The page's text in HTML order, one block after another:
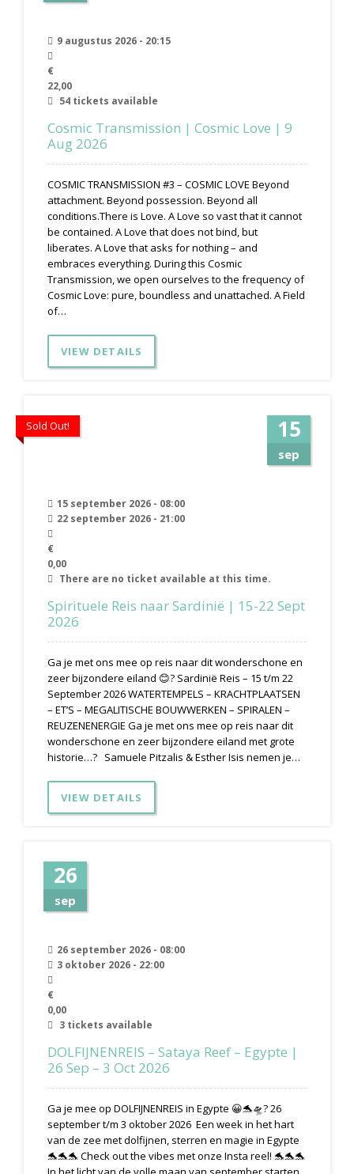
9 augustus 2026 - 20:15
€
22,00
54 tickets available
Cosmic Transmission | Cosmic Love | 9
Aug 2026
COSMIC TRANSMISSION #3 – COSMIC LOVE Beyond
attachment. Beyond possession. Beyond all
conditions.There is Love. A Love so vast that it cannot
be contained. A Love that does not bind, but
liberates. A Love that asks for nothing – and
embraces everything. During this Cosmic
Transmission, we open ourselves to the frequency of
Cosmic Love: pure, boundless and unattached. A Field
of…
VIEW DETAILS
15
sep
Sold Out!
15 september 2026 - 08:00
22 september 2026 - 21:00
€
0,00
There are no ticket available at this time.
Spirituele Reis naar Sardinië | 15-22 Sept
2026
Ga je met ons mee op reis naar dit wonderschone en
zeer bijzondere eiland 😊? Sardinië Reis – 15 t/m 22
September 2026 WATERTEMPELS – KRACHTPLAATSEN
– ET’S – MEGALITISCHE BOUWWERKEN – SPIRALEN –
REUZENENERGIE Ga je met ons mee op reis naar dit
wonderschone en zeer bijzondere eiland met grote
historie…? Samuele Pitzalis & Esther Isis nemen je…
VIEW DETAILS
26
sep
26 september 2026 - 08:00
3 oktober 2026 - 22:00
€
0,00
3 tickets available
DOLFIJNENREIS – Sataya Reef – Egypte |
26 Sep – 3 Oct 2026
Ga je mee op DOLFIJNENREIS in Egypte 😀🐬🛸? 26
september t/m 3 oktober 2026 Een week in het hart
van de zee met dolfijnen, sterren en magie in Egypte
🐬🐬🐬 Check out the vibes met onze Insta reel! 🐬🐬🐬